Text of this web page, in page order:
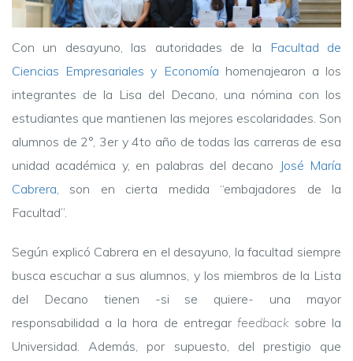
Con un desayuno, las autoridades de la
Facultad de
Ciencias Empresariales y Economía homenajearon a los
integrantes de la Lisa del Decano, una nómina con los
estudiantes que mantienen las mejores escolaridades. Son
alumnos de 2°, 3er y 4to año de todas las carreras de esa
unidad académica y, en palabras del decano José María
Cabrera, son en cierta medida “embajadores de la
Facultad”.
Según explicó Cabrera en el desayuno, la facultad siempre
busca escuchar a sus alumnos, y los miembros de la Lista
del Decano tienen -si se quiere- una mayor
responsabilidad a la hora de entregar feedback sobre la
Universidad. Además, por supuesto, del prestigio que